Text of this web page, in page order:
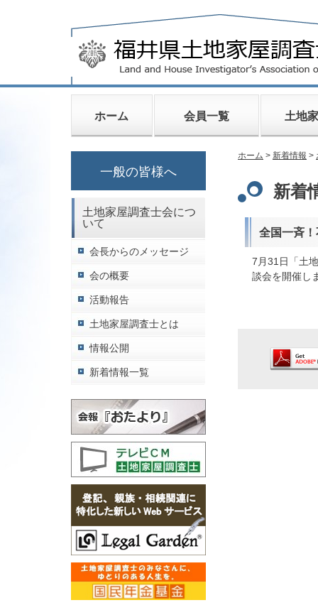
ホーム 会員一覧 土地
一般の皆様へ
土地家屋調査士会につ
いて
会長からのメッセージ
会の概要
活動報告
土地家屋調査士とは
情報公開
新着情報一覧
ホーム > 新着情報 >
新着
全国一斉
7月31日「土
談会を開催し